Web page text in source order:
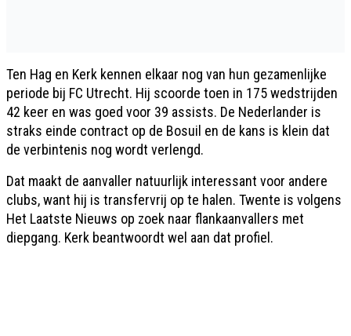
Ten Hag en Kerk kennen elkaar nog van hun gezamenlijke
periode bij FC Utrecht. Hij scoorde toen in 175 wedstrijden
42 keer en was goed voor 39 assists. De Nederlander is
straks einde contract op de Bosuil en de kans is klein dat
de verbintenis nog wordt verlengd.
Dat maakt de aanvaller natuurlijk interessant voor andere
clubs, want hij is transfervrij op te halen. Twente is volgens
Het Laatste Nieuws op zoek naar flankaanvallers met
diepgang. Kerk beantwoordt wel aan dat profiel.